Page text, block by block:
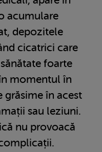
acumulare
depozitele
cicatrici care
foarte
momentul în
grăsime în acest
sau leziuni.
nu provoacă